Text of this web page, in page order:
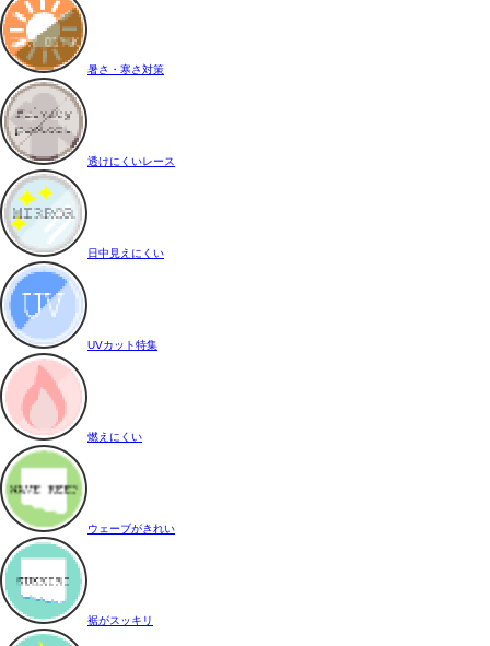
暑さ・寒さ対策
透けにくいレース
日中見えにくい
UVカット特集
燃えにくい
ウェーブがきれい
裾がスッキリ